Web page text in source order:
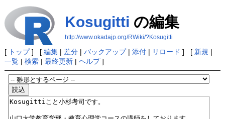
Kosugitti の編集
http://www.okadajp.org/RWiki/?Kosugitti
[ トップ] [ 編集| 差分| バックアップ| 添付| リロード ] [ 新規 |
一覧| 検索| 最終更新| ヘルプ]